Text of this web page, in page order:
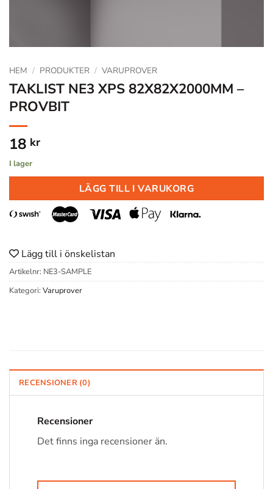
HEM / PRODUKTER / VARUPROVER
TAKLIST NE3 XPS 82X82X2000MM –
PROVBIT
18 kr
I lager
LÄGG TILL I VARUKORG
Lägg till i önskelistan
Artikelnr: NE3-SAMPLE
Kategori: Varuprover
RECENSIONER (0)
Recensioner
Det finns inga recensioner än.